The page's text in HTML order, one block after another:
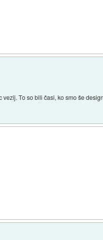
To so bili časi, ko smo še